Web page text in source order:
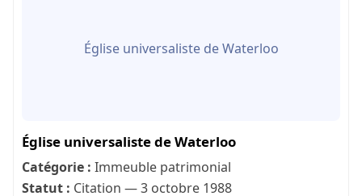
Église universaliste de Waterloo
Église universaliste de Waterloo
Catégorie : Immeuble patrimonial
Statut : Citation — 3 octobre 1988